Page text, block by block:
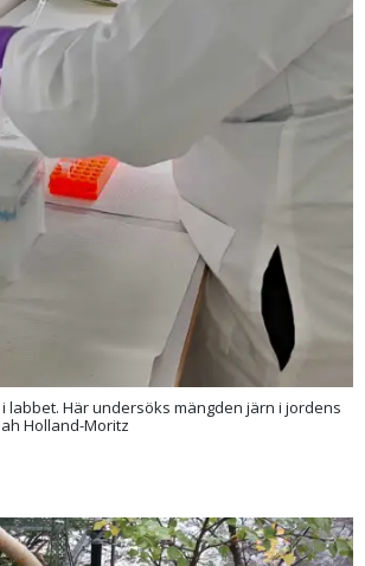
labbet. Här undersöks mängden järn i jordens
Holland-Moritz